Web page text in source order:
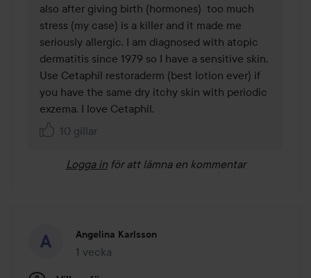
also after giving birth (hormones)  too much
stress (my case) is a killer and it made me
seriously allergic. I am diagnosed with atopic
dermatitis since 1979 so I have a sensitive skin.
Use Cetaphil restoraderm (best lotion ever) if
you have the same dry itchy skin with periodic
exzema. I love Cetaphil.
10 gillar
Logga in för att lämna en kommentar
Angelina Karlsson
1 vecka
Inlägget skapades 1 vecka